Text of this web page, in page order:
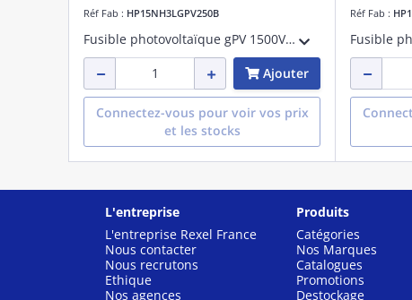
Réf Fab : HP15NH3LGPV250B
Fusible photovoltaïque gPV 1500VDC IEC 1500VDC UL Taille 3L 250A Avec Couteaux type DIN Pour Montage direct
Ajouter
Connectez-vous pour voir vos prix
et les stocks
Réf Fab :
L'entreprise
L'entreprise Rexel France
Nous contacter
Nous recrutons
Ethique
Nos agences
Produits
Catégories
Nos Marques
Catalogues
Promotions
Destockage